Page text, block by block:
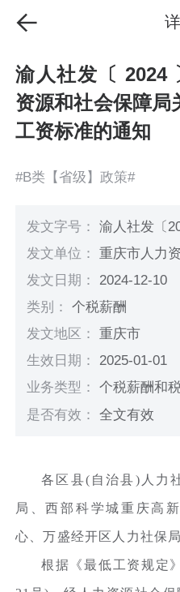
渝人社发〔 2024
资源和社会保障局
工资标准的通知
#B类【省级】政策#
发文字号：渝人社发〔
发文单位：重庆市人力
发文日期： 2024-12-10
类别：个税薪酬
发文地区：重庆市
生效日期： 2025-01-01
业务类型：个税薪酬和
是否有效：全文有效
各区县(自治县)人力
局、西部科学城重庆高
心、万盛经开区人力社保
根据《最低工资规定